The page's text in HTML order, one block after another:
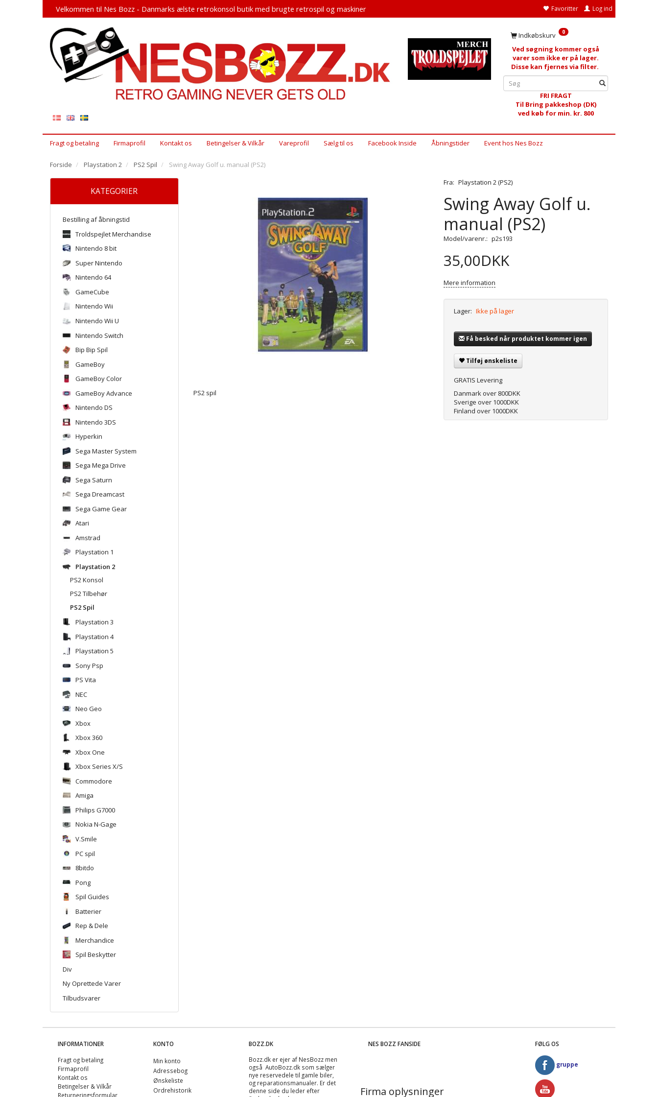
Favoritter Log ind
Velkommen til Nes Bozz - Danmarks ælste retrokonsol butik med brugte retrospil og maskiner
Indkøbskurv 0
Ved søgning kommer også
varer som ikke er på lager.
Disse kan fjernes via filter.
FRI FRAGT
Til Bring pakkeshop (DK)
ved køb for min. kr. 800
Fragt og betaling Firmaprofil Kontakt os Betingelser & Vilkår Vareprofil Sælg til os Facebook Inside Åbningstider Event hos Nes Bozz
Forside Playstation 2 PS2 Spil Swing Away Golf u. manual (PS2)
KATEGORIER
Bestilling af åbningstid
Troldspejlet Merchandise
Nintendo 8 bit
Super Nintendo
Nintendo 64
GameCube
Nintendo Wii
Nintendo Wii U
Nintendo Switch
Bip Bip Spil
GameBoy
GameBoy Color
GameBoy Advance
Nintendo DS
Nintendo 3DS
Hyperkin
Sega Master System
Sega Mega Drive
Sega Saturn
Sega Dreamcast
Sega Game Gear
Atari
Amstrad
Playstation 1
Playstation 2
PS2 Konsol
PS2 Tilbehør
PS2 Spil
Playstation 3
Playstation 4
Playstation 5
Sony Psp
PS Vita
NEC
Neo Geo
Xbox
Xbox 360
Xbox One
Xbox Series X/S
Commodore
Amiga
Philips G7000
Nokia N-Gage
V.Smile
PC spil
8bitdo
Pong
Spil Guides
Batterier
Rep & Dele
Merchandice
Spil Beskytter
Div
Ny Oprettede Varer
Tilbudsvarer
PS2 spil
Fra: Playstation 2 (PS2)
Swing Away Golf u.
manual (PS2)
Model/varenr.: p2s193
35,00DKK
Mere information
Lager: Ikke på lager
Få besked når produktet kommer igen
Tilføj ønskeliste
GRATIS Levering
Danmark over 800DKK
Sverige over 1000DKK
Finland over 1000DKK
INFORMATIONER
Fragt og betaling
Firmaprofil
Kontakt os
Betingelser & Vilkår
Returneringsformular
KONTO
Min konto
Adressebog
Ønskeliste
Ordrehistorik
BOZZ.DK
Bozz.dk er ejer af NesBozz men
også AutoBozz.dk som sælger
nye reservedele til gamle biler,
og reparationsmanualer. Er det
denne side du leder efter
NES BOZZ FANSIDE
Firma oplysninger
FØLG OS
gruppe